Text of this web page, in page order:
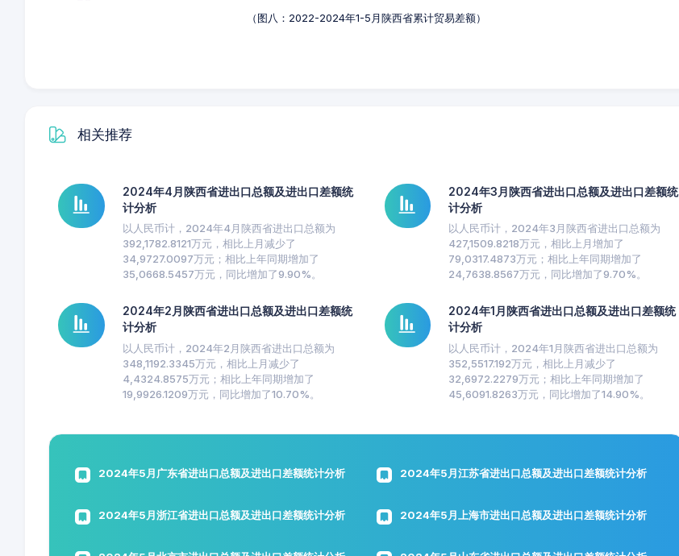
（图八：2022-2024年1-5月陕西省累计贸易差额）
相关推荐
2024年4月陕西省进出口总额及进出口差额统
计分析
以人民币计，2024年4月陕西省进出口总额为
392,1782.8121万元，相比上月减少了
34,9727.0097万元；相比上年同期增加了
35,0668.5457万元，同比增加了9.90%。
2024年3月陕西省进出口总额及进出口差额统
计分析
以人民币计，2024年3月陕西省进出口总额为
427,1509.8218万元，相比上月增加了
79,0317.4873万元；相比上年同期增加了
24,7638.8567万元，同比增加了9.70%。
2024年2月陕西省进出口总额及进出口差额统
计分析
以人民币计，2024年2月陕西省进出口总额为
348,1192.3345万元，相比上月减少了
4,4324.8575万元；相比上年同期增加了
19,9926.1209万元，同比增加了10.70%。
2024年1月陕西省进出口总额及进出口差额统
计分析
以人民币计，2024年1月陕西省进出口总额为
352,5517.192万元，相比上月减少了
32,6972.2279万元；相比上年同期增加了
45,6091.8263万元，同比增加了14.90%。
2024年5月广东省进出口总额及进出口差额统计分析 2024年5月江苏省进出口总额及进出口差额统计分析
2024年5月浙江省进出口总额及进出口差额统计分析 2024年5月上海市进出口总额及进出口差额统计分析